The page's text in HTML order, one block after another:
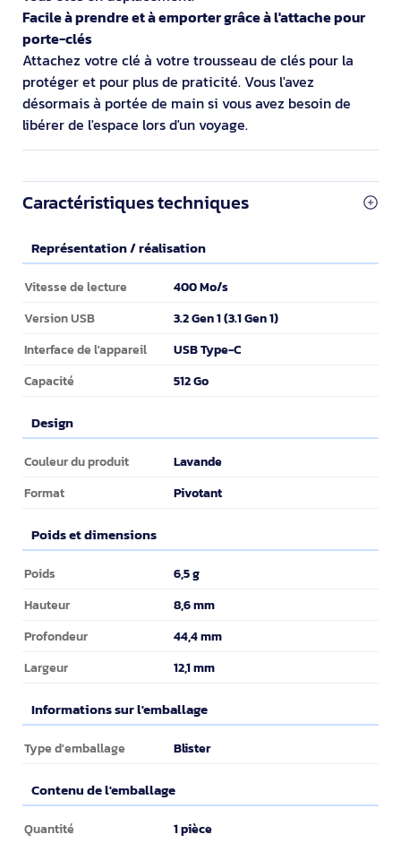
Facile à prendre et à emporter grâce à l'attache pour
porte-clés
Attachez votre clé à votre trousseau de clés pour la
protéger et pour plus de praticité. Vous l'avez
désormais à portée de main si vous avez besoin de
libérer de l'espace lors d'un voyage.
Caractéristiques techniques
Représentation / réalisation
Représentation / réalisation
Vitesse de lecture 400 Mo/s
Version USB 3.2 Gen 1 (3.1 Gen 1)
Interface de l'appareil USB Type-C
Capacité 512 Go
Design
Design
Couleur du produit Lavande
Format Pivotant
Poids et dimensions
Poids et dimensions
Poids 6,5 g
Hauteur 8,6 mm
Profondeur 44,4 mm
Largeur 12,1 mm
Informations sur l'emballage
Informations sur l'emballage
Type d'emballage Blister
Contenu de l'emballage
Contenu de l'emballage
Quantité 1 pièce